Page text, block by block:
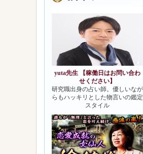
【開運手相（995円）～】
おすすめ